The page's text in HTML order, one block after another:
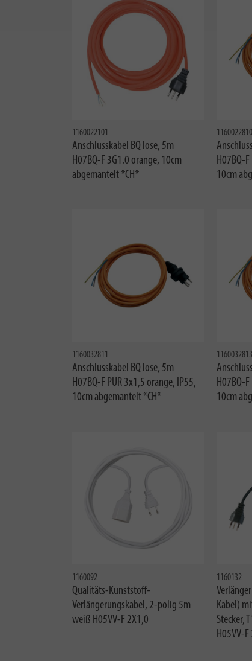
1160022101
Anschlusskabel BQ lose, 5m
H07BQ-F 3G1.0 orange, 10cm
abgemantelt *CH*
1160022810
H07BQ-
10cm
1160032811
Anschlusskabel BQ lose, 5m
H07BQ-F PUR 3x1,5 orange, IP55,
10cm abgemantelt *CH*
1160032813
H07BQ-
10cm
1160092
Qualitäts-Kunststoff-
Verlängerungskabel, 2-polig 5m
weiß H05VV-F 2X1,0
1160132
Kabel)
Stecker,
H05VV-